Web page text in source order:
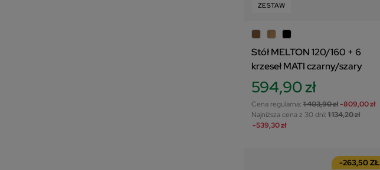
ZESTAW
Stół MELTON 120/160 + 6
krzeseł MATI czarny/szary
594,90 zł
Cena regularna: 1 403,90 zł-809,00 zł
Najniższa cena z 30 dni: 1 134,20 zł
-539,30 zł
-263,50 ZŁ